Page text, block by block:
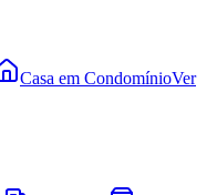
Casa em CondomínioVer